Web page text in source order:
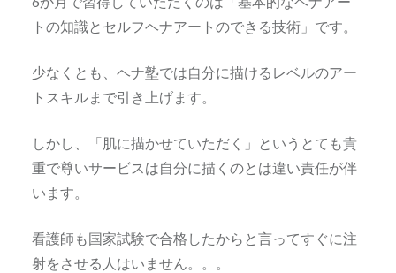
トの知識とセルフヘナアートのできる技術」です。
少なくとも、ヘナ塾では自分に描けるレベルのアー
トスキルまで引き上げます。
しかし、「肌に描かせていただく」というとても貴
重で尊いサービスは自分に描くのとは違い責任が伴
います。
看護師も国家試験で合格したからと言ってすぐに注
射をさせる人はいません。。。